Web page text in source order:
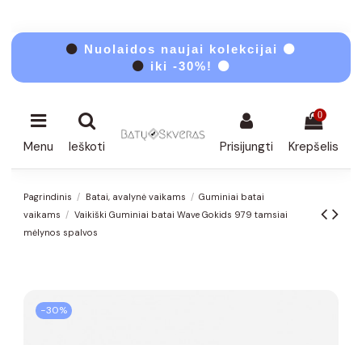
⚫ Nuolaidos naujai kolekcijai ⚫
⚫ iki -30%! ⚫
Menu Ieškoti Prisijungti
0
Krepšelis
Pagrindinis Batai, avalynė vaikams
Guminiai batai
vaikams
Vaikiški Guminiai batai Wave Gokids 979 tamsiai
mėlynos spalvos
−30%